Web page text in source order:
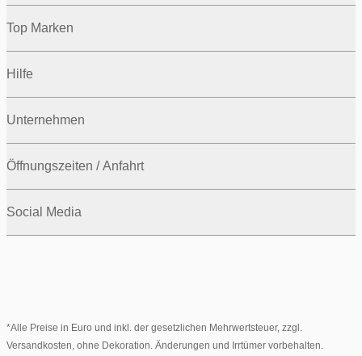
Top Marken
Hilfe
Unternehmen
Öffnungszeiten / Anfahrt
Social Media
*Alle Preise in Euro und inkl. der gesetzlichen Mehrwertsteuer, zzgl.
Versandkosten, ohne Dekoration. Änderungen und Irrtümer vorbehalten.